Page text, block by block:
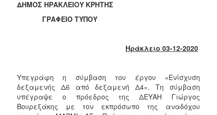
2018
2013
2012
2011
ΔΗΜΟΣ ΗΡΑΚΛΕΙΟΥ ΚΡΗΤΗΣ
ΓΡΑΦΕΙΟ ΤΥΠΟΥ
Ηράκλειο 03-12-2020
Υπεγράφη η σύμβαση του έργου «Ενίσχυση
δεξαμενής Δ6 από δεξαμενή Δ4». Τη σύμβαση
υπέγραψε ο πρόεδρος της ΔΕΥΑΗ Γιώργος
Βουρεξάκης με τον εκπρόσωπο της αναδόχου